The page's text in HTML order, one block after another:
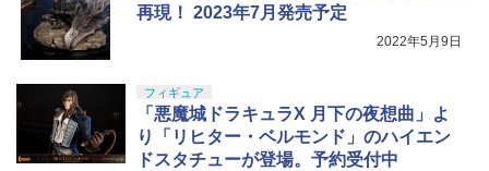
再現！ 2023年7月発売予定
2022年5月9日
フィギュア
「悪魔城ドラキュラX 月下の夜想曲」よ
り「リヒター・ベルモンド」のハイエン
ドスタチューが登場。予約受付中